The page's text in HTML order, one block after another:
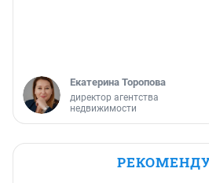
Екатерина Торопова
директор агентства
недвижимости